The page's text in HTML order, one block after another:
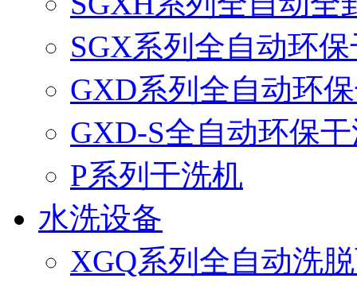
SGX系列全自动环
GXD系列全自动环
GXD-S全自动环保
P系列干洗机
水洗设备
XGQ系列全自动洗